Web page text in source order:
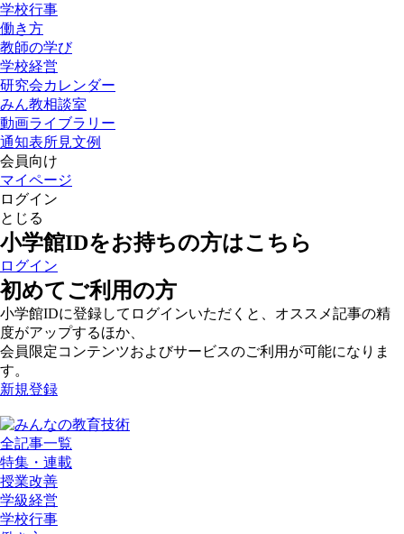
学校行事
働き方
教師の学び
学校経営
研究会カレンダー
みん教相談室
動画ライブラリー
通知表所見文例
会員向け
マイページ
ログイン
とじる
小学館IDをお持ちの方はこちら
ログイン
初めてご利用の方
小学館IDに登録してログインいただくと、オススメ記事の精
度がアップするほか、
会員限定コンテンツおよびサービスのご利用が可能になりま
す。
新規登録
全記事一覧
特集・連載
授業改善
学級経営
学校行事